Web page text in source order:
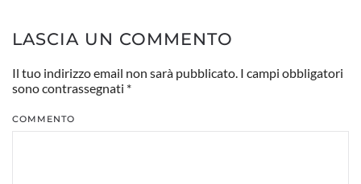
LASCIA UN COMMENTO
Il tuo indirizzo email non sarà pubblicato. I campi obbligatori
sono contrassegnati *
COMMENTO